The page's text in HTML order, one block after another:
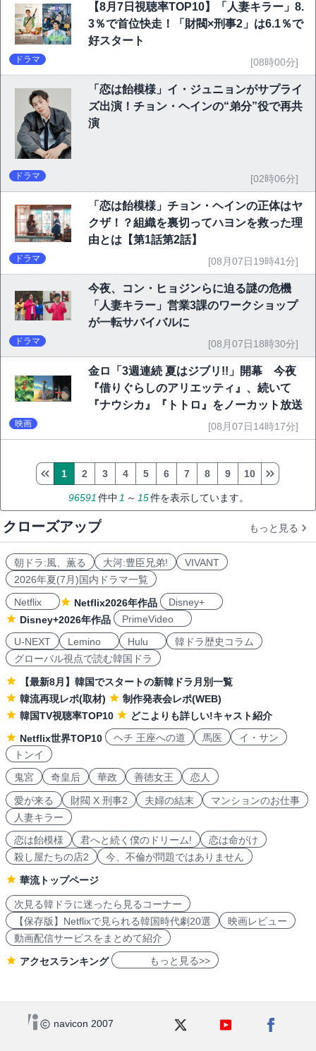
【8月7日視聴率TOP10】「人妻キラー」8.
3％で首位快走！「財閥×刑事2」は6.1％で
好スタート
ドラマ [08時00分]
「恋は飴模様」イ・ジュニョンがサプライ
ズ出演！チョン・ヘインの“弟分”役で再共
演
ドラマ [02時06分]
「恋は飴模様」チョン・ヘインの正体はヤ
クザ！？組織を裏切ってハヨンを救った理
由とは【第1話第2話】
ドラマ [08月07日19時41分]
今夜、コン・ヒョジンらに迫る謎の危機
「人妻キラー」営業3課のワークショップ
が一転サバイバルに
ドラマ [08月07日18時30分]
金ロ「3週連続 夏はジブリ!!」開幕 今夜
『借りぐらしのアリエッティ』、続いて
『ナウシカ』『トトロ』をノーカット放送
映画 [08月07日14時17分]
96591 件中 1 ～ 15件を表示しています。
1 2 3 4 5 6 7 8 9 10
クローズアップ もっと見る
朝ドラ:風、薫る 大河:豊臣兄弟!
VIVANT
2026年夏(7月)国内ドラマ一覧
Netflix
Netflix2026年作品
Disney+
Disney+2026年作品
PrimeVideo
U-NEXT
Lemino Hulu
韓ドラ歴史コラム
グローバル視点で読む韓国ドラ
【最新8月】韓国でスタートの新韓ドラ月別一覧
韓流再現レポ(取材)
制作発表会レポ(WEB)
韓国TV視聴率TOP10
どこよりも詳しい!キャスト紹介
Netflix世界TOP10
ヘチ 王座への道 馬医
イ・サン
トンイ
鬼宮
奇皇后 華政 善徳女王 恋人
愛が来る 財閥 X 刑事2 夫婦の結末
マンションのお仕事
人妻キラー
恋は飴模様
君へと続く僕のドリーム!
恋は命がけ
殺し屋たちの店2
今、不倫が問題ではありません
華流トップページ
次見る韓ドラに迷ったら見るコーナー
【保存版】Netflixで見られる韓国時代劇20選
映画レビュー
動画配信サービスをまとめて紹介
アクセスランキング もっと見る>>
navicon 2007